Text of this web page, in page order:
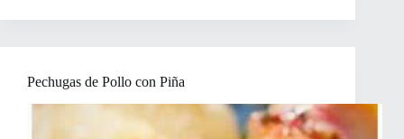
Arroz
Pechugas de Pollo con Piña